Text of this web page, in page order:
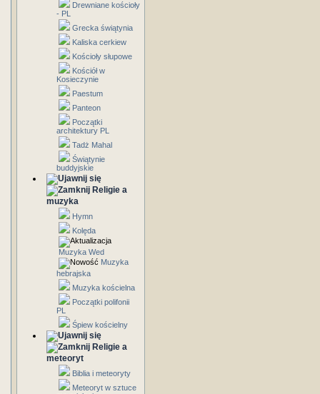
Drewniane kościoły
- PL
Grecka świątynia
Kaliska cerkiew
Kościoły słupowe
Kościół w
Kosieczynie
Paestum
Panteon
Początki
architektury PL
Tadż Mahal
Świątynie
buddyjskie
Religie a
muzyka
Hymn
Kolęda
Muzyka Wed
Muzyka
hebrajska
Muzyka kościelna
Początki polifonii
PL
Śpiew kościelny
Religie a
meteoryt
Biblia i meteoryty
Meteoryt w sztuce